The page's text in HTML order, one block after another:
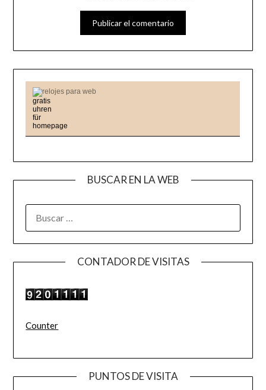
relojes para web
BUSCAR EN LA WEB
CONTADOR DE VISITAS
Counter
PUNTOS DE VISITA